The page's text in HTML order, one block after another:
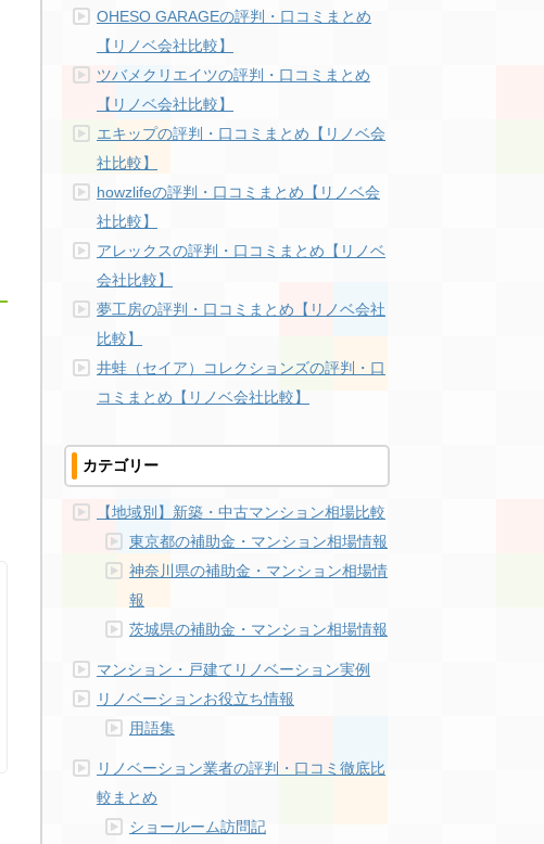
OHESO GARAGEの評判・口コミまとめ
【リノベ会社比較】
ツバメクリエイツの評判・口コミまとめ
【リノベ会社比較】
エキップの評判・口コミまとめ【リノベ会
社比較】
howzlifeの評判・口コミまとめ【リノベ会
社比較】
アレックスの評判・口コミまとめ【リノベ
会社比較】
夢工房の評判・口コミまとめ【リノベ会社
比較】
井蛙（セイア）コレクションズの評判・口
コミまとめ【リノベ会社比較】
カテゴリー
【地域別】新築・中古マンション相場比較
東京都の補助金・マンション相場情報
神奈川県の補助金・マンション相場情
報
茨城県の補助金・マンション相場情報
マンション・戸建てリノベーション実例
リノベーションお役立ち情報
用語集
リノベーション業者の評判・口コミ徹底比
較まとめ
ショールーム訪問記